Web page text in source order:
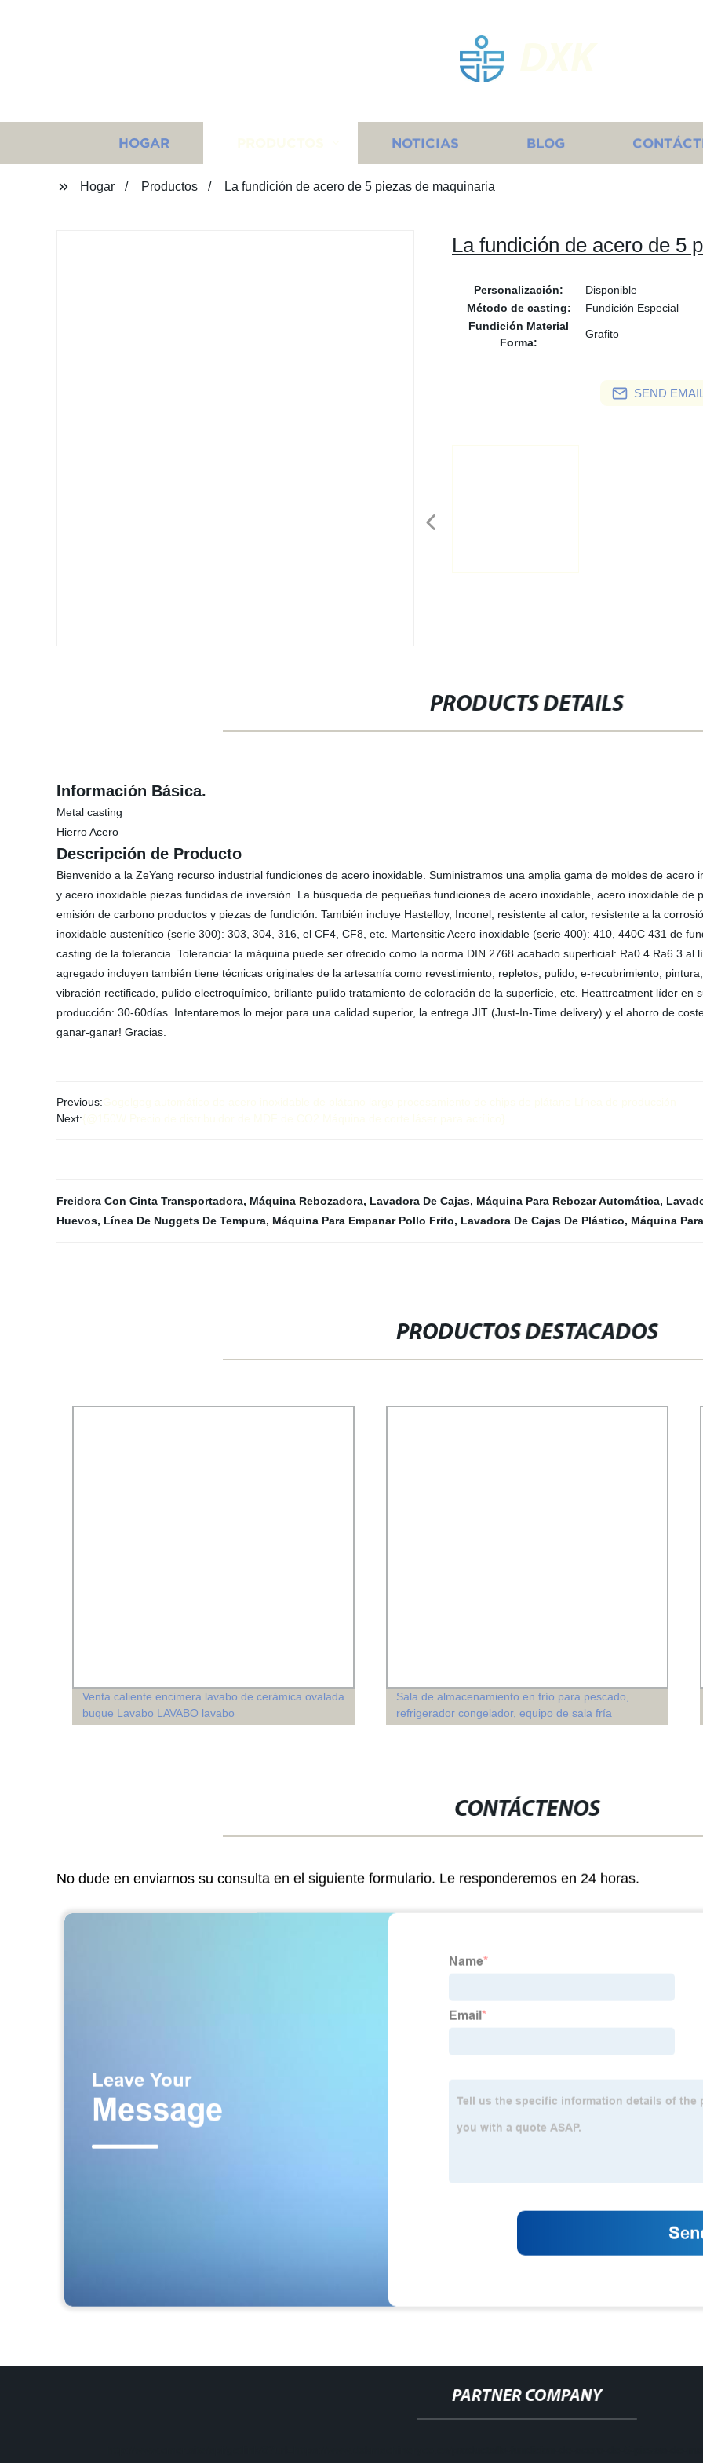
HOGAR NOTICIAS BLOG
Hogar Productos La fundición de acero de 5 piezas de maquinaria
La fundición de acero de 5
Personalización:
Disponible
Método de casting:
Fundición Especial
Fundición Material
Forma:
Grafito
SEND
PRODUCTS DETAILS
Información Básica.
Metal casting
Hierro Acero
Descripción de Producto
Bienvenido a la ZeYang recurso industrial fundiciones de acero inoxidable. Suministramos una amplia gama de moldes de
y acero inoxidable piezas fundidas de inversión. La búsqueda de pequeñas fundiciones de acero inoxidable, acero inoxidable de
emisión de carbono productos y piezas de fundición. También incluye Hastelloy, Inconel, resistente al calor, resistente a la
inoxidable austenítico (serie 300): 303, 304, 316, el CF4, CF8, etc. Martensitic Acero inoxidable (serie 400): 410, 440C 431 de
casting de la tolerancia. Tolerancia: la máquina puede ser ofrecido como la norma DIN 2768 acabado superficial: Ra0.4 Ra6.3
agregado incluyen también tiene técnicas originales de la artesanía como revestimiento, repletos, pulido, e-recubrimiento,
vibración rectificado, pulido electroquímico, brillante pulido tratamiento de coloración de la superficie, etc. Heattreatment líder en
producción: 30-60días. Intentaremos lo mejor para una calidad superior, la entrega JIT (Just-In-Time delivery) y el ahorro de
ganar-ganar! Gracias.
Previous:
Next:
Freidora Con Cinta Transportadora, Máquina Rebozadora, Lavadora De Cajas, Máquina Para Rebozar Automática,
Huevos, Línea De Nuggets De Tempura, Máquina Para Empanar Pollo Frito, Lavadora De Cajas De Plástico, Máquina
PRODUCTOS DESTACADOS
Venta caliente encimera lavabo de cerámica ovalada
buque Lavabo LAVABO lavabo
Sala de almacenamiento en frío para pescado,
refrigerador congelador, equipo de sala fría
CONTÁCTENOS
No dude en enviarnos su consulta en el siguiente formulario. Le responderemos en 24 horas.
PARTNER COMPANY